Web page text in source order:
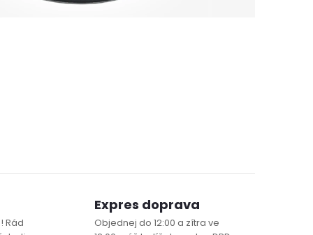
Rád
Expres doprava
Objednej do 12:00 a zítra ve